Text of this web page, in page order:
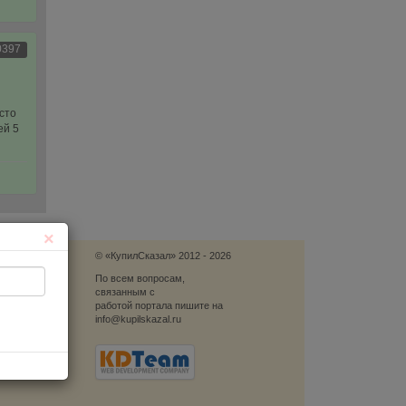
×
5
звонок
© «КупилСказал» 2012 - 2026
По всем вопросам,
связанным с
работой портала пишите на
info@kupilskazal.ru